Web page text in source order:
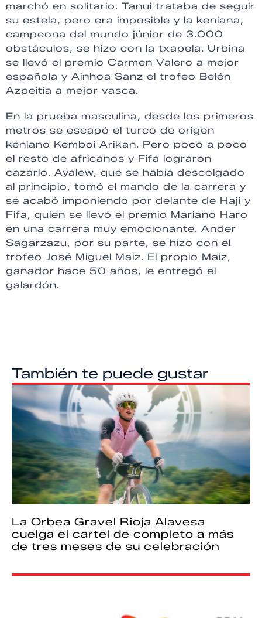
marchó en solitario. Tanui trataba de seguir
su estela, pero era imposible y la keniana,
campeona del mundo júnior de 3.000
obstáculos, se hizo con la txapela. Urbina
se llevó el premio Carmen Valero a mejor
española y Ainhoa Sanz el trofeo Belén
Azpeitia a mejor vasca.
En la prueba masculina, desde los primeros
metros se escapó el turco de origen
keniano Kemboi Arikan. Pero poco a poco
el resto de africanos y Fifa lograron
cazarlo. Ayalew, que se había descolgado
al principio, tomó el mando de la carrera y
se acabó imponiendo por delante de Haji y
Fifa, quien se llevó el premio Mariano Haro
en una carrera muy emocionante. Ander
Sagarzazu, por su parte, se hizo con el
trofeo José Miguel Maiz. El propio Maiz,
ganador hace 50 años, le entregó el
galardón.
También te puede gustar
La Orbea Gravel Rioja Alavesa
cuelga el cartel de completo a más
de tres meses de su celebración